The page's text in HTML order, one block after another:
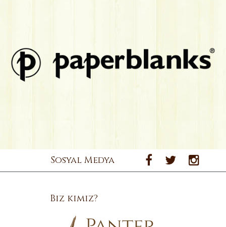
Sosyal Medya
Biz kimiz?